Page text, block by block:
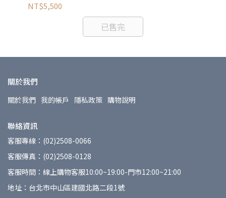
NT$5,500
已售完
關於我們
關於我們 我的帳戶 隱私政策 購物說明
聯絡資訊
客服專線：(02)2508-0066
客服傳真：(02)2508-0128
客服時間：線上購物客服10:00~19:00-門市12:00~21:00
地址：台北市中山區建國北路二段1號